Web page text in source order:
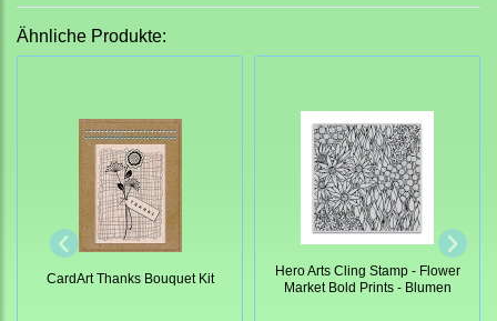
Ähnliche Produkte:
CardArt Thanks Bouquet Kit
Hero Arts Cling Stamp - Flower
Market Bold Prints - Blumen